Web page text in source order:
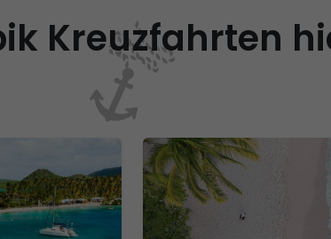
Kreuzfahrten